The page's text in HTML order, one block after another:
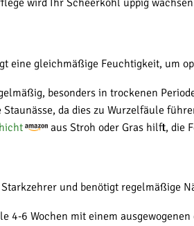
wird Ihr Scheerkohl üppig
eine gleichmäßige Feuchtigkeit, um
besonders in trockenen
Staunässe, da dies zu Wurzelfäule
aus Stroh oder Gras hilft, die
und benötigt regelmäßige
4-6 Wochen mit einem